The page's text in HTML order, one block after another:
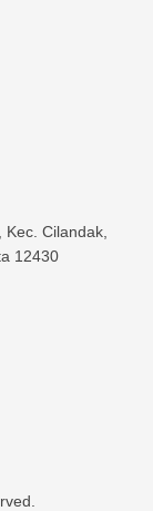
Cilandak,
12430